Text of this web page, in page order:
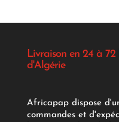
Livraison en 24 à 72
d'Algérie
Africapap dispose
commandes et